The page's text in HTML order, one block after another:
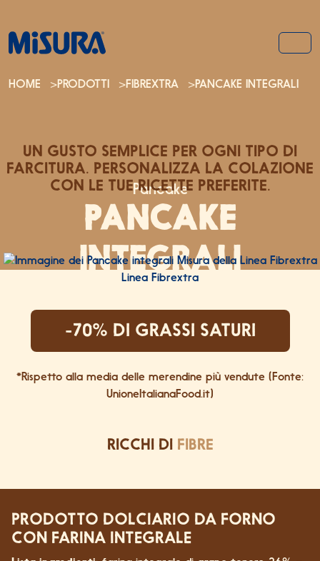
HOME >PRODOTTI >FIBREXTRA >PANCAKE INTEGRALI
Pancake
PANCAKE
INTEGRALI
UN GUSTO SEMPLICE PER OGNI TIPO DI
FARCITURA. PERSONALIZZA LA COLAZIONE
CON LE TUE RICETTE PREFERITE.
-70% DI GRASSI SATURI
*Rispetto alla media delle merendine più vendute (Fonte:
UnioneItalianaFood.it)
RICCHI DI FIBRE
PRODOTTO DOLCIARIO DA FORNO
CON FARINA INTEGRALE